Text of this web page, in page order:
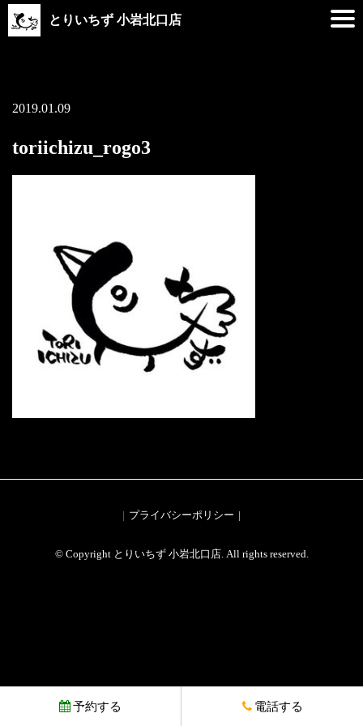
とりいちず 小岩北口店
2019.01.09
toriichizu_rogo3
プライバシーポリシー
© Copyright とりいちず 小岩北口店. All rights reserved.
予約する 電話する